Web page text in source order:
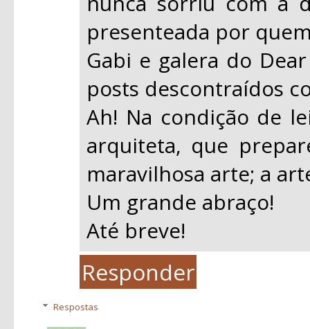
presenteada por
Gabi e galera do
posts descontraídos
Ah! Na condição de
arquiteta, que
maravilhosa arte; a
Um grande abraço!
Até breve!
Responder
Respostas